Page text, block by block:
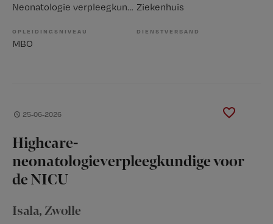
Neonatologie verpleegkundige Ziekenhuis
OPLEIDINGSNIVEAU
MBO
DIENSTVERBAND
25-06-2026
Highcare-
neonatologieverpleegkundige voor
de NICU
Isala, Zwolle